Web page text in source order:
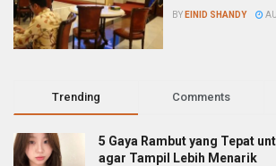
BY EINID SHANDY
Trending Comments
5 Gaya Rambut yang Tepat
agar Tampil Lebih Menarik